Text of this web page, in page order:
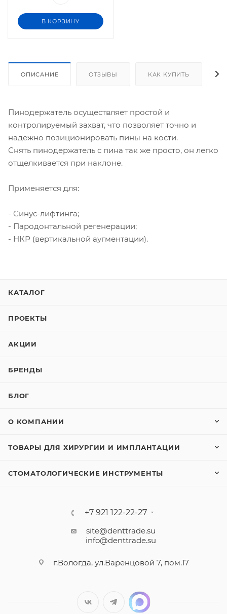
В КОРЗИНУ
ОПИСАНИЕ ОТЗЫВЫ КАК КУПИТЬ
Пинодержатель осуществляет простой и
контролируемый захват, что позволяет точно и
надежно позиционировать пины на кости.
Снять пинодержатель с пина так же просто, он легко
отщелкивается при наклоне.
Применяется для:
- Синус-лифтинга;
- Пародонтальной регенерации;
- НКР (вертикальной аугментации).
КАТАЛОГ
ПРОЕКТЫ
АКЦИИ
БРЕНДЫ
БЛОГ
О КОМПАНИИ
ТОВАРЫ ДЛЯ ХИРУРГИИ И ИМПЛАНТАЦИИ
СТОМАТОЛОГИЧЕСКИЕ ИНСТРУМЕНТЫ
+7 921 122-22-27
site@denttrade.su
info@denttrade.su
г.Вологда, ул.Варенцовой 7, пом.17